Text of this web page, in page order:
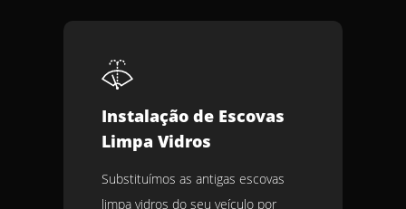
Instalação de Escovas
Limpa Vidros
Substituímos as antigas escovas
limpa vidros do seu veículo por